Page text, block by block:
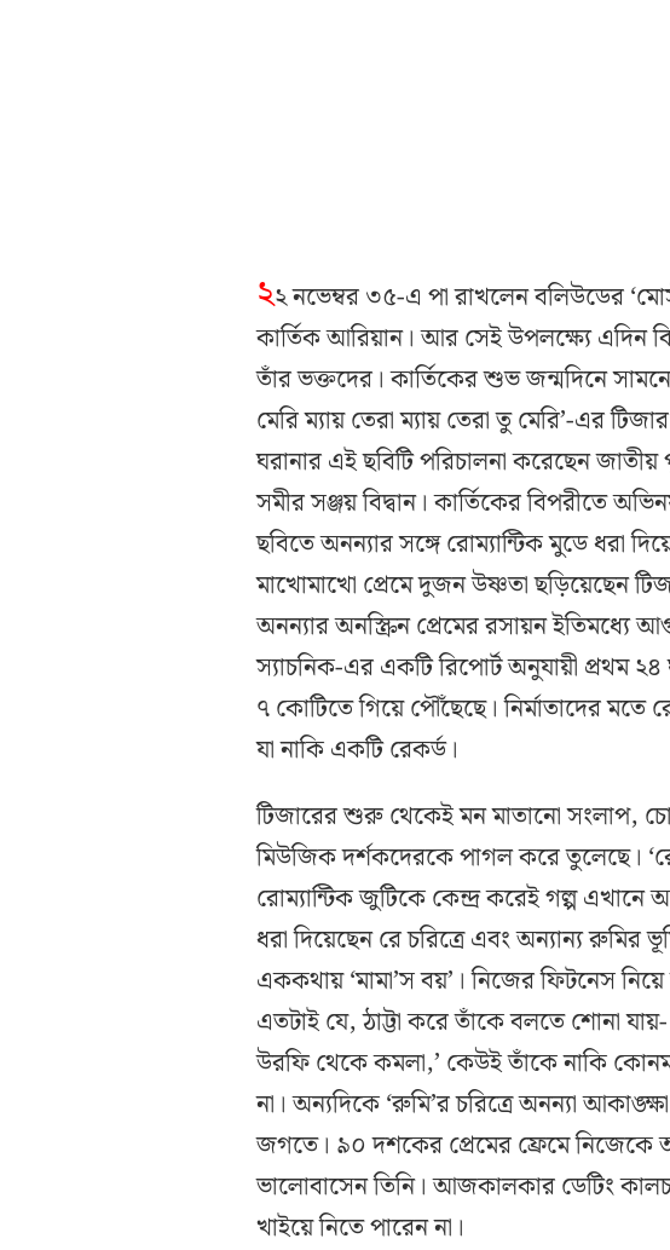
২২ নভেম্বর ৩৫-এ পা রাখলেন বলিউডের
কার্তিক আরিয়ান। আর সেই উপলক্ষ্যে এদিন
তাঁর ভক্তদের। কার্তিকের শুভ জন্মদিনে
মেরি ম্যায় তেরা ম্যায় তেরা তু মেরি’-এর
ঘরানার এই ছবিটি পরিচালনা করেছেন জাতীয়
সমীর সঞ্জয় বিদ্বান। কার্তিকের বিপরীতে
ছবিতে অনন্যার সঙ্গে রোম্যান্টিক মুডে ধরা
মাখোমাখো প্রেমে দুজন উষ্ণতা ছড়িয়েছেন
অনন্যার অনস্ক্রিন প্রেমের রসায়ন ইতিমধ্যে
স্যাচনিক-এর একটি রিপোর্ট অনুযায়ী প্রথম ২৪
৭ কোটিতে গিয়ে পৌঁছেছে। নির্মাতাদের মতে
যা নাকি একটি রেকর্ড।
টিজারের শুরু থেকেই মন মাতানো সংলাপ,
মিউজিক দর্শকদেরকে পাগল করে তুলেছে। ‘রে-
রোম্যান্টিক জুটিকে কেন্দ্র করেই গল্প এখানে
ধরা দিয়েছেন রে চরিত্রে এবং অন্যান্য রুমির
এককথায় ‘মামা’স বয়’। নিজের ফিটনেস নিয়ে
এতটাই যে, ঠাট্টা করে তাঁকে বলতে শোনা
উরফি থেকে কমলা,’ কেউই তাঁকে নাকি
না। অন্যদিকে ‘রুমি’র চরিত্রে অনন্যা
জগতে। ৯০ দশকের প্রেমের ফ্রেমে নিজেকে
ভালোবাসেন তিনি। আজকালকার ডেটিং
খাইয়ে নিতে পারেন না।